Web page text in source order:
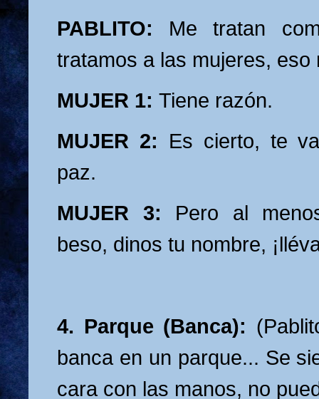
PABLITO: Me tratan
tratamos a las mujeres, eso
MUJER 1: Tiene razón.
MUJER 2: Es cierto, te
paz.
MUJER 3: Pero al
beso, dinos tu nombre,
4. Parque (Banca):
banca en un parque... Se
cara con las manos, no